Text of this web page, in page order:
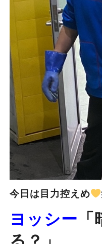
今日は目力控えめ
ヨッシー